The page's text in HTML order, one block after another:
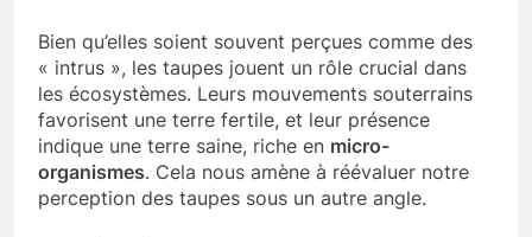
Bien qu’elles soient souvent perçues comme des
« intrus », les taupes jouent un rôle crucial dans
les écosystèmes. Leurs mouvements souterrains
favorisent une terre fertile, et leur présence
indique une terre saine, riche en micro-
organismes. Cela nous amène à réévaluer notre
perception des taupes sous un autre angle.